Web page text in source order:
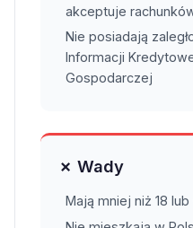
akceptuje
Nie posiadają
Informacji
Gospodarczej
✗ Wady
Mają mniej niż 18